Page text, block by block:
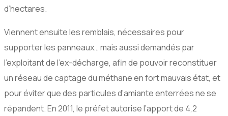
d’hectares.
Viennent ensuite les remblais, nécessaires pour
supporter les panneaux… mais aussi demandés par
l’exploitant de l’ex-décharge, afin de pouvoir reconstituer
un réseau de captage du méthane en fort mauvais état, et
pour éviter que des particules d’amiante enterrées ne se
répandent. En 2011, le préfet autorise l’apport de 4,2